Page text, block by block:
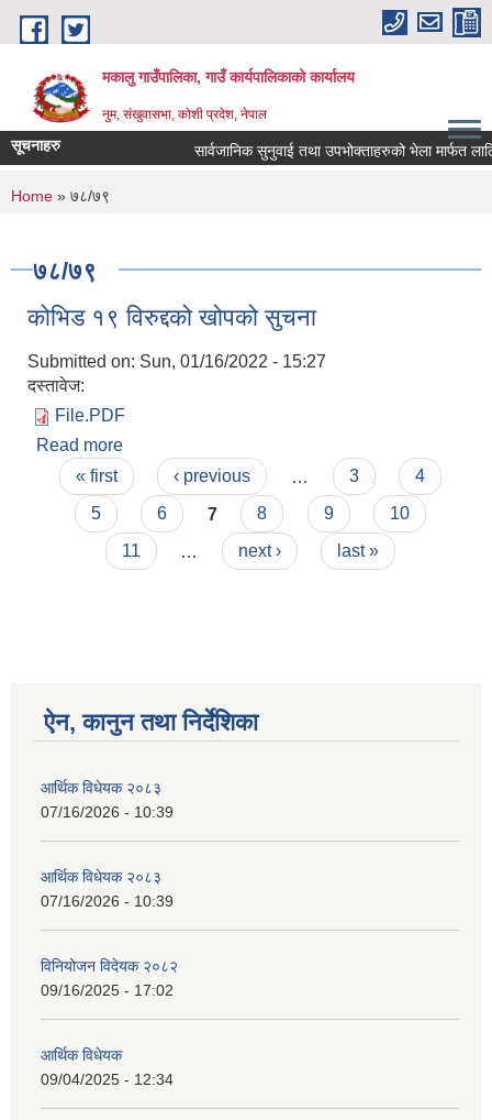
Skip to main content
मकालु गाउँपालिका, गाउँ कार्यपालिकाको कार्यालय
नुम, संखुवासभा, कोशी प्रदेश, नेपाल
सूचनाहरु सार्वजानिक सुनुवाई तथा उपभोक्ताहरुको भेला मार्फत
You are here
Home » ७८/७९
७८/७९
कोभिड १९ विरुद्दको खोपको सुचना
Submitted on: Sun, 01/16/2022 - 15:27
दस्तावेज:
File.PDF
Read more
Pages
« first ‹ previous 3
4
5
6 7 8 9
10
11
next › last »
ऐन, कानुन तथा निर्देशिका
आर्थिक विधेयक २०८३
07/16/2026 - 10:39
आर्थिक विधेयक २०८३
07/16/2026 - 10:39
विनियोजन विदेयक २०८२
09/16/2025 - 17:02
आर्थिक विधेयक
09/04/2025 - 12:34